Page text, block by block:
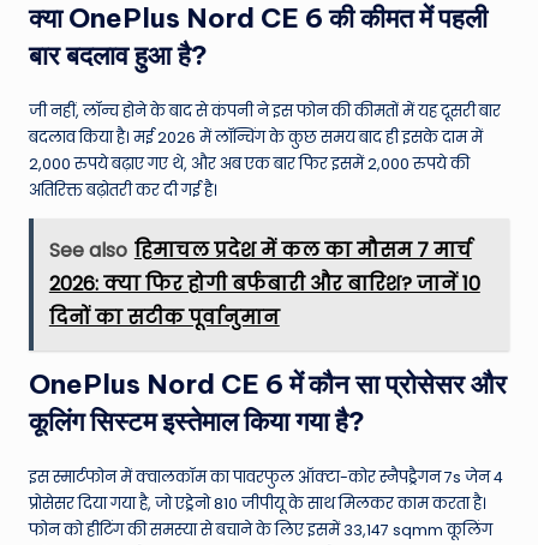
क्या OnePlus Nord CE 6 की कीमत में पहली
बार बदलाव हुआ है?
जी नहीं, लॉन्च होने के बाद से कंपनी ने इस फोन की कीमतों में यह दूसरी बार
बदलाव किया है। मई 2026 में लॉन्चिंग के कुछ समय बाद ही इसके दाम में
2,000 रुपये बढ़ाए गए थे, और अब एक बार फिर इसमें 2,000 रुपये की
अतिरिक्त बढ़ोतरी कर दी गई है।
See also हिमाचल प्रदेश में कल का मौसम 7 मार्च
2026: क्या फिर होगी बर्फबारी और बारिश? जानें 10
दिनों का सटीक पूर्वानुमान
OnePlus Nord CE 6 में कौन सा प्रोसेसर और
कूलिंग सिस्टम इस्तेमाल किया गया है?
इस स्मार्टफोन में क्वालकॉम का पावरफुल ऑक्टा-कोर स्नैपड्रैगन 7s जेन 4
प्रोसेसर दिया गया है, जो एड्रेनो 810 जीपीयू के साथ मिलकर काम करता है।
फोन को हीटिंग की समस्या से बचाने के लिए इसमें 33,147 sqmm कूलिंग